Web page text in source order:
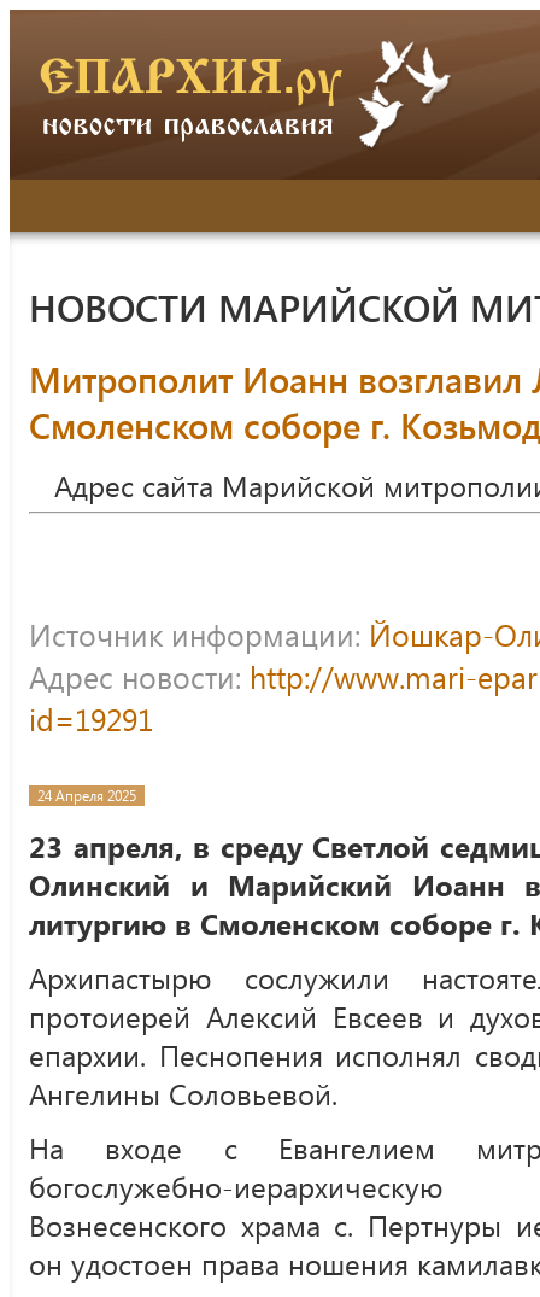
НОВОСТИ МАРИЙСКОЙ
Митрополит Иоанн возглавил
Смоленском соборе г.
Адрес сайта Марийской
Источник информации: Йошкар-
Адрес новости: http://www.mari-
id=19291
24 Апреля 2025
23 апреля, в среду Светлой
Олинский и Марийский Иоанн
литургию в Смоленском соборе г.
Архипастырю сослужили
протоиерей Алексий Евсеев и
епархии. Песнопения исполнял
Ангелины Соловьевой.
На входе с Евангелием
богослужебно-
Вознесенского храма с. Пертнуры
он удостоен права ношения